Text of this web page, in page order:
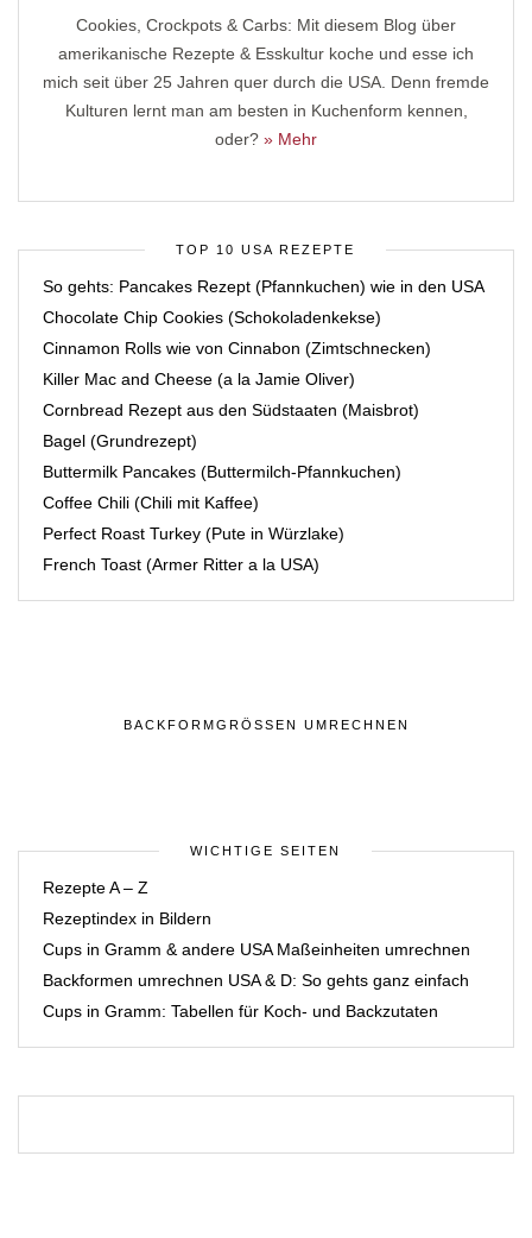
Cookies, Crockpots & Carbs: Mit diesem Blog über
amerikanische Rezepte & Esskultur koche und esse ich
mich seit über 25 Jahren quer durch die USA. Denn fremde
Kulturen lernt man am besten in Kuchenform kennen,
oder? » Mehr
TOP 10 USA REZEPTE
So gehts: Pancakes Rezept (Pfannkuchen) wie in den USA
Chocolate Chip Cookies (Schokoladenkekse)
Cinnamon Rolls wie von Cinnabon (Zimtschnecken)
Killer Mac and Cheese (a la Jamie Oliver)
Cornbread Rezept aus den Südstaaten (Maisbrot)
Bagel (Grundrezept)
Buttermilk Pancakes (Buttermilch-Pfannkuchen)
Coffee Chili (Chili mit Kaffee)
Perfect Roast Turkey (Pute in Würzlake)
French Toast (Armer Ritter a la USA)
BACKFORMGRÖSSEN UMRECHNEN
WICHTIGE SEITEN
Rezepte A – Z
Rezeptindex in Bildern
Cups in Gramm & andere USA Maßeinheiten umrechnen
Backformen umrechnen USA & D: So gehts ganz einfach
Cups in Gramm: Tabellen für Koch- und Backzutaten